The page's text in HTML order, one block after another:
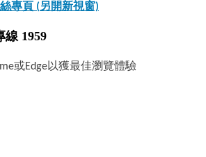
專頁 (另開新視窗)
線 1959
或Edge以獲最佳瀏覽體驗